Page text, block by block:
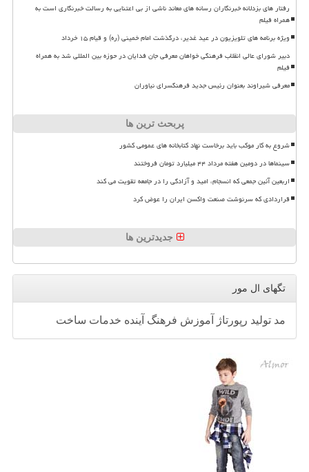
رفتار های بزدلانه خبرنگاران رسانه های معاند ناشی از بی اعتنایی به رسالت خبرنگاری است به
همراه فیلم
ویژه برنامه های تلویزیون در عید غدیر، درگذشت امام خمینی (ره) و قیام ۱۵ خرداد
دبیر شورای عالی انقلاب فرهنگی خواهان معرفی جان فدایان در حوزه بین المللی شد به همراه
فیلم
معرفی شیراوند بعنوان رئیس جدید فرهنگسرای نیاوران
پربحث ترین ها
شروع به کار موکب باید برخاست نهاد کتابخانه های عمومی کشور
سینماها در دومین هفته مرداد ۴۴ میلیارد تومان فروختند
اربعین آئین جمعی که انسجام، امید و آزادگی را در جامعه تقویت می کند
قراردادی که سرنوشت صنعت واکسن ایران را عوض کرد
جدیدترین ها
تگهای ال مور
مد تولید رپورتاژ آموزش فرهنگ آینده خدمات ساخت